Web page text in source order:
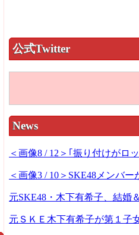
公式Twitter
News
＜画像8 / 12＞｢振り付けがロ
＜画像3 / 10＞SKE48メンバ
元SKE48・木下有希子、結婚
元ＳＫＥ木下有希子が第１子